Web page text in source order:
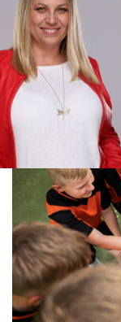
saját
fejlesszék...
Zsebi